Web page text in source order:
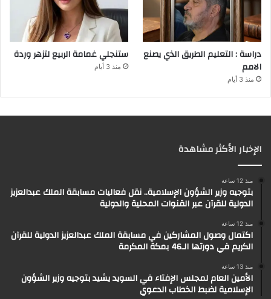
دراسة : التعليم الطريق الذي يصنع
الامم
منذ 3 أيام
ستنجلي غمامة الربيع لتزهر وردة
منذ 3 أيام
الإخبار الأكثر مشاهدة
منذ 12 ساعة
بتوجيه وزير الشؤون الإسلامية.. نقل فعاليات مسابقة الملك عبدالعزيز
الدولية للقرآن عبر القنوات المحلية والدولية
منذ 12 ساعة
اكتمال وصول المشاركين في مسابقة الملك عبدالعزيز الدولية للقرآن
الكريم في دورتها الـ46 بمكة المكرمة
منذ 13 ساعة
الأمين العام لمجلس الإفتاء في السويد يشيد بتوجيه وزير الشؤون
الإسلامية لضبط الخطاب الدعوي